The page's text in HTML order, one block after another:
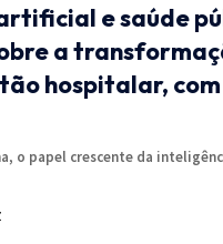
e saúde
a
hospitalar,
o papel crescente da